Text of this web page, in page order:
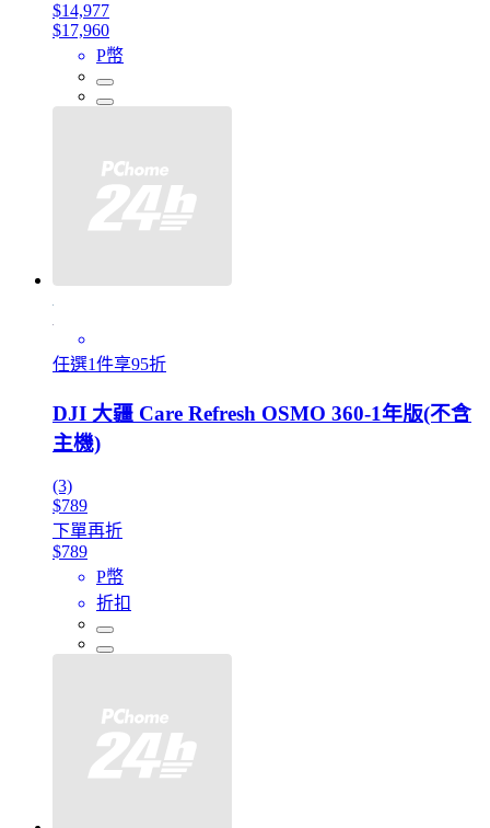
$14,977
$17,960
P幣
任選1件享95折
DJI 大疆 Care Refresh OSMO 360-1年版(不含
主機)
(3)
$789
下單再折
$789
P幣
折扣